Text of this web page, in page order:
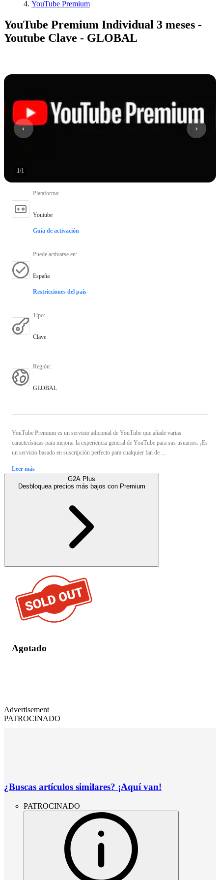
YouTube Premium
YouTube Premium Individual 3 meses -
Youtube Clave - GLOBAL
1/1
Plataforma:
Youtube
Guía de activación
Puede activarse en:
España
Restricciones del país
Tipo:
Clave
Región:
GLOBAL
YouTube Premium es un servicio adicional de YouTube que añade varias
características para mejorar la experiencia general de YouTube para sus usuarios. ¡Es
un servicio basado en suscripción perfecto para cualquier fan de ...
Leer más
G2A Plus
Desbloquea precios más bajos con Premium
Agotado
Advertisement
PATROCINADO
¿Buscas artículos similares? ¡Aquí van!
PATROCINADO